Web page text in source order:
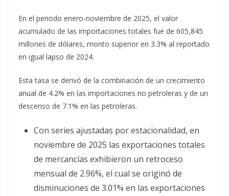
En el periodo enero-noviembre de 2025, el valor
acumulado de las importaciones totales fue de 605,845
millones de dólares, monto superior en 3.3% al reportado
en igual lapso de 2024.
Esta tasa se derivó de la combinación de un crecimiento
anual de 4.2% en las importaciones no petroleras y de un
descenso de 7.1% en las petroleras.
Con series ajustadas por estacionalidad, en
noviembre de 2025 las exportaciones totales
de mercancías exhibieron un retroceso
mensual de 2.96%, el cual se originó de
disminuciones de 3.01% en las exportaciones